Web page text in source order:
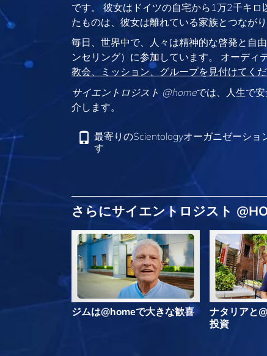
です。 彼女はドイツの自宅から1万2千キロ
たものは、彼女は離れている家族とつなが
毎日、世界中で、人々は精神的な啓発と自
ンセリング）に参加しています。 オーディ
教会、ミッション、グループを見付けてく
サイエントロジスト @homeでは、人生で
介します。
最寄りのScientologyオーガニゼーショ
す
さらにサイエントロジスト
ジムは@homeで大きな歓喜
ナタリアと
投資